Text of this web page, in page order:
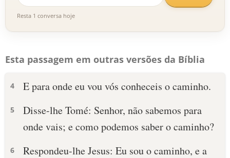
Resta 1 conversa hoje
Esta passagem em outras versões da Bíblia
4 E para onde eu vou vós conheceis o caminho.
5
Disse-lhe Tomé: Senhor, não sabemos para
onde vais; e como podemos saber o caminho?
6
Respondeu-lhe Jesus: Eu sou o caminho, e a